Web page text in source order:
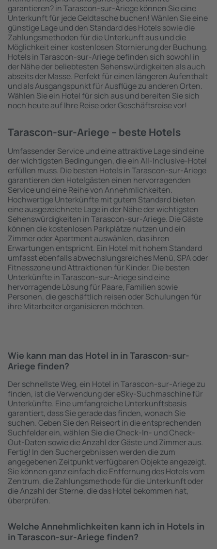
garantieren? in Tarascon-sur-Ariege können Sie eine
Unterkunft für jede Geldtasche buchen! Wählen Sie eine
günstige Lage und den Standard des Hotels sowie die
Zahlungsmethoden für die Unterkunft aus und die
Möglichkeit einer kostenlosen Stornierung der Buchung.
Hotels in Tarascon-sur-Ariege befinden sich sowohl in
der Nähe der beliebtesten Sehenswürdigkeiten als auch
abseits der Masse. Perfekt für einen längeren Aufenthalt
und als Ausgangspunkt für Ausflüge zu anderen Orten.
Wählen Sie ein Hotel für sich aus und bereiten Sie sich
noch heute auf Ihre Reise oder Geschäftsreise vor!
Tarascon-sur-Ariege – beste Hotels
Umfassender Service und eine attraktive Lage sind eine
der wichtigsten Bedingungen, die ein All-Inclusive-Hotel
erfüllen muss. Die besten Hotels in Tarascon-sur-Ariege
garantieren den Hotelgästen einen hervorragenden
Service und eine Reihe von Annehmlichkeiten.
Hochwertige Unterkünfte mit gutem Standard bieten
eine ausgezeichnete Lage in der Nähe der wichtigsten
Sehenswürdigkeiten in Tarascon-sur-Ariege. Die Gäste
können die kostenlosen Parkplätze nutzen und ein
Zimmer oder Apartment auswählen, das ihren
Erwartungen entspricht. Ein Hotel mit hohem Standard
umfasst ebenfalls abwechslungsreiches Menü, SPA oder
Fitnesszone und Attraktionen für Kinder. Die besten
Unterkünfte in Tarascon-sur-Ariege sind eine
hervorragende Lösung für Paare, Familien sowie
Personen, die geschäftlich reisen oder Schulungen für
ihre Mitarbeiter organisieren möchten.
Wie kann man das Hotel in in Tarascon-sur-
Ariege finden?
Der schnellste Weg, ein Hotel in Tarascon-sur-Ariege zu
finden, ist die Verwendung der eSky-Suchmaschine für
Unterkünfte. Eine umfangreiche Unterkunftsbasis
garantiert, dass Sie gerade das finden, wonach Sie
suchen. Geben Sie den Reiseort in die entsprechenden
Suchfelder ein, wählen Sie die Check-In- und Check-
Out-Daten sowie die Anzahl der Gäste und Zimmer aus.
Fertig! In den Suchergebnissen werden die zum
angegebenen Zeitpunkt verfügbaren Objekte angezeigt.
Sie können ganz einfach die Entfernung des Hotels vom
Zentrum, die Zahlungsmethode für die Unterkunft oder
die Anzahl der Sterne, die das Hotel bekommen hat,
überprüfen.
Welche Annehmlichkeiten kann ich in Hotels in
in Tarascon-sur-Ariege finden?